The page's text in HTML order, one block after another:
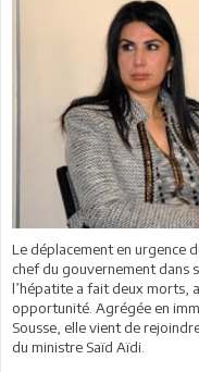
Le déplacement en urgence
chef du gouvernement dans
l’hépatite a fait deux morts,
opportunité. Agrégée en
Sousse, elle vient de
du ministre Saïd Aïdi.